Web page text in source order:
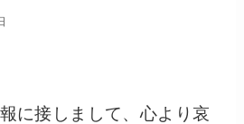
に接しまして、心より哀